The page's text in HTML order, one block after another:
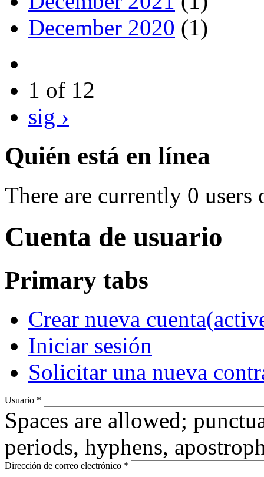
December 2020 (1)
1 of 12
sig ›
Quién está en línea
There are currently 0 users
Cuenta de usuario
Primary tabs
Crear nueva cuenta
Iniciar sesión
Solicitar una nueva
Usuario *
Spaces are allowed;
periods, hyphens,
Dirección de correo electrónico *